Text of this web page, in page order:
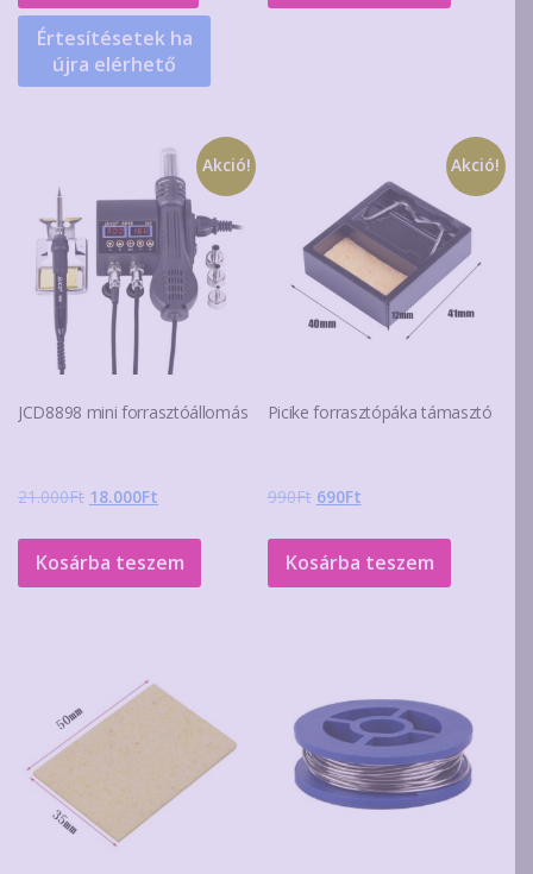
Értesítésetek ha
újra elérhető
440Ft.380Ft.
Akció!
JCD8898 mini forrasztóállomás
21.000Ft Original
was:
21.000Ft.
18.000Ft
is:
18.000Ft.
Kosárba teszem
Akció!
Picike forrasztópáka támasztó
990Ft Original
was:
990Ft.
690FtCurrent
is:
690Ft.
Kosárba teszem